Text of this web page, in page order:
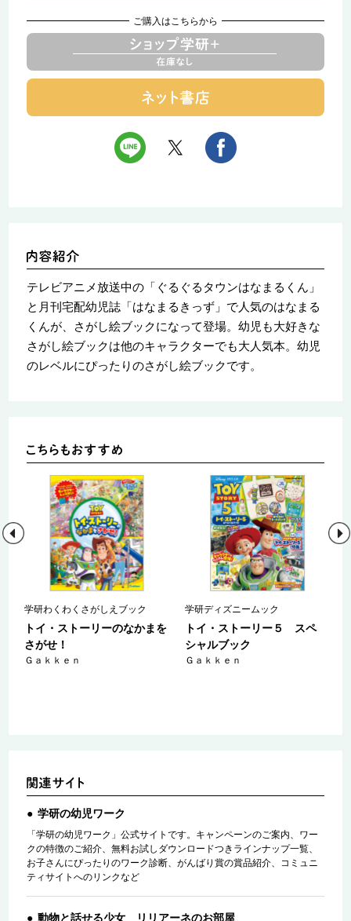
ご購入はこちらから
テレビアニメ放送中の「ぐるぐるタウンはなまるくん」
と月刊宅配幼児誌「はなまるきっず」で人気のはなまる
くんが、さがし絵ブックになって登場。幼児も大好きな
さがし絵ブックは他のキャラクターでも大人気本。幼児
のレベルにぴったりのさがし絵ブックです。
学研わくわくさがしえブック
トイ・ストーリーのなかまを
さがせ！
Ｇａｋｋｅｎ
学研ディズニームック
トイ・ストーリー５ スペ
シャルブック
Ｇａｋｋｅｎ
学研の幼児ワーク
「学研の幼児ワーク」公式サイトです。キャンペーンのご案内、ワー
クの特徴のご紹介、無料お試しダウンロードつきラインナップ一覧、
お子さんにぴったりのワーク診断、がんばり賞の賞品紹介、コミュニ
ティサイトへのリンクなど
動物と話せる少女 リリアーネのお部屋